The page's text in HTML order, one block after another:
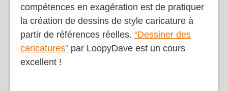
compétences en exagération est de pratiquer
la création de dessins de style caricature à
partir de références réelles. “Dessiner des
caricatures” par LoopyDave est un cours
excellent !